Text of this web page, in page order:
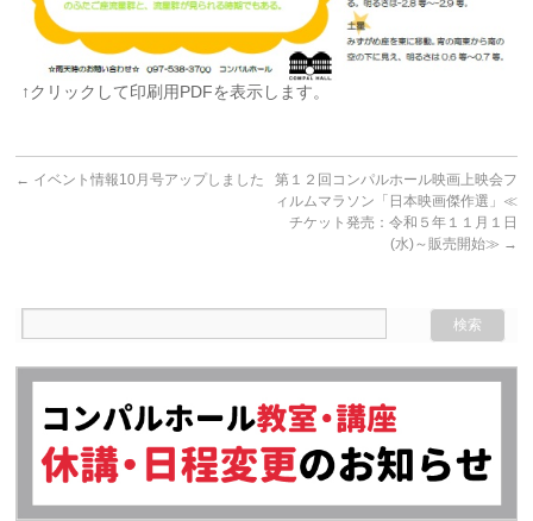
↑クリックして印刷用PDFを表示します。
← イベント情報10月号アップしました
第１２回コンパルホール映画上映会フ
ィルムマラソン「日本映画傑作選」≪
チケット発売：令和５年１１月１日
(水)～販売開始≫ →